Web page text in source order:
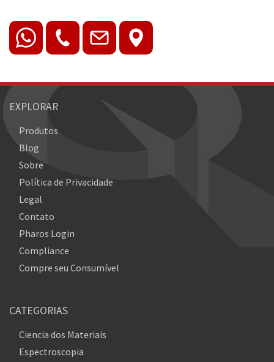
EXPLORAR
Produtos
Blog
Sobre
Política de Privacidade
Legal
Contato
Pharos Login
Compliance
Compre seu Consumível
CATEGORIAS
Ciencia dos Materiais
Espectroscopia